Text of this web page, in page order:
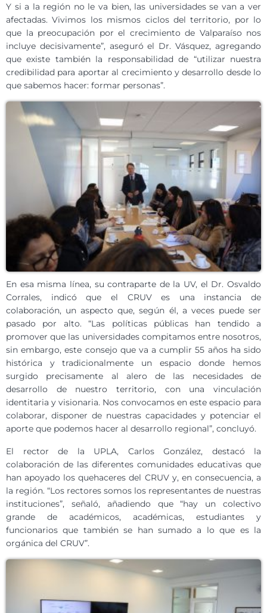
Y si a la región no le va bien, las universidades se van a ver
afectadas. Vivimos los mismos ciclos del territorio, por lo
que la preocupación por el crecimiento de Valparaíso nos
incluye decisivamente”, aseguró el Dr. Vásquez, agregando
que existe también la responsabilidad de “utilizar nuestra
credibilidad para aportar al crecimiento y desarrollo desde lo
que sabemos hacer: formar personas”.
En esa misma línea, su contraparte de la UV, el Dr. Osvaldo
Corrales, indicó que el CRUV es una instancia de
colaboración, un aspecto que, según él, a veces puede ser
pasado por alto. “Las políticas públicas han tendido a
promover que las universidades compitamos entre nosotros,
sin embargo, este consejo que va a cumplir 55 años ha sido
histórica y tradicionalmente un espacio donde hemos
surgido precisamente al alero de las necesidades de
desarrollo de nuestro territorio, con una vinculación
identitaria y visionaria. Nos convocamos en este espacio para
colaborar, disponer de nuestras capacidades y potenciar el
aporte que podemos hacer al desarrollo regional”, concluyó.
El rector de la UPLA, Carlos González, destacó la
colaboración de las diferentes comunidades educativas que
han apoyado los quehaceres del CRUV y, en consecuencia, a
la región. “Los rectores somos los representantes de nuestras
instituciones”, señaló, añadiendo que “hay un colectivo
grande de académicos, académicas, estudiantes y
funcionarios que también se han sumado a lo que es la
orgánica del CRUV”.